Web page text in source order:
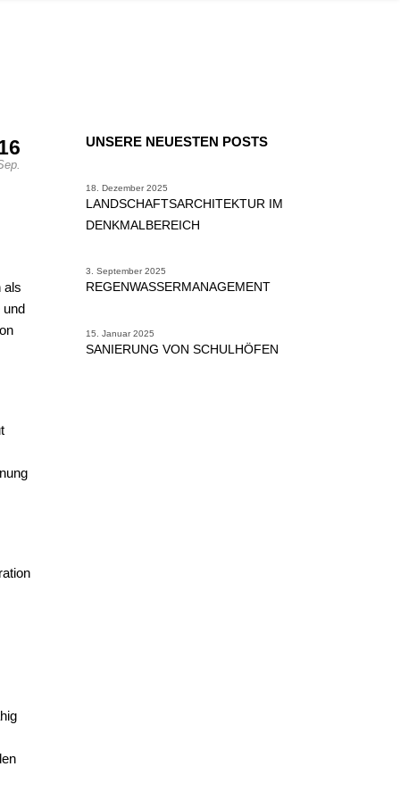
als
und
UNSERE NEUESTEN POSTS
18. Dezember 2025
LANDSCHAFTSARCHITEKTUR IM
DENKMALBEREICH
3. September 2025
REGENWASSERMANAGEMENT
15. Januar 2025
SANIERUNG VON SCHULHÖFEN